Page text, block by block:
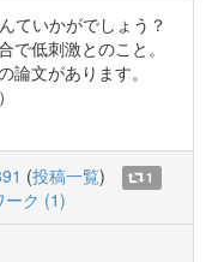
ていかがでしょう？
で低刺激とのこと。
論文があります。
(投稿一覧)
1
ーク (1)